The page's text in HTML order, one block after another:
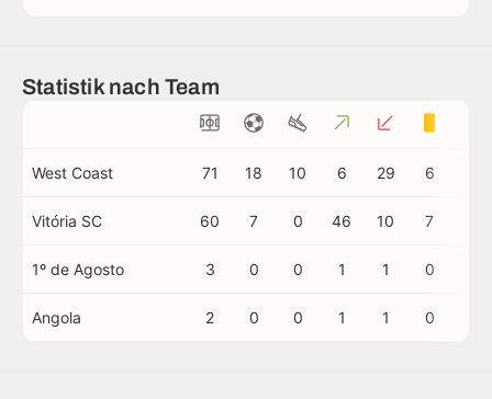
Statistik nach Team
West Coast 71 18 10 6 29 6
Vitória SC 60 7 0 46 10 7
1º de Agosto 3 0 0 1 1 0
Angola 2 0 0 1 1 0